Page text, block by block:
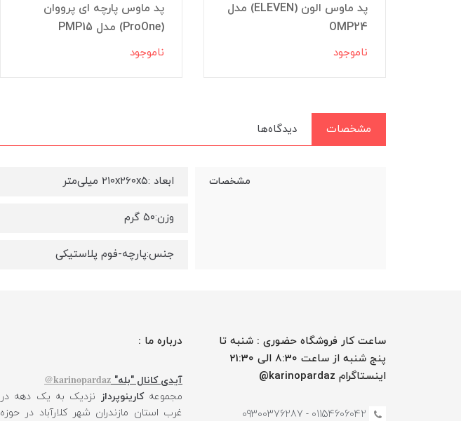
پد ماوس الون (ELEVEN) مدل
OMP24
ناموجود
پد ماوس پارچه ای پرووان
(ProOne) مدل PMP15
ناموجود
مشخصات دیدگاه‌ها
مشخصات ابعاد :۲۱۰x۲۶۰x۵ میلی‌متر
وزن:۵۰ گرم
جنس:پارچه-فوم پلاستیکی
ساعت کار فروشگاه حضوری : شنبه تا
پنج شنبه از ساعت 8:30 الی 21:30
اینستاگرام karinopardaz@
01154606042 - 09300376287
درباره ما :
آیدی کانال "بله" karinopardaz@
مجموعهکارینوپرداز نزدیک به یک دهه در
غرب استان مازندران شهر کلارآباد در حوزه